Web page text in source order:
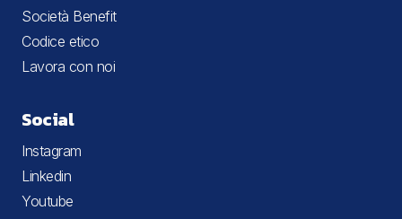
Società Benefit
Codice etico
Lavora con noi
Social
Instagram
Linkedin
Youtube